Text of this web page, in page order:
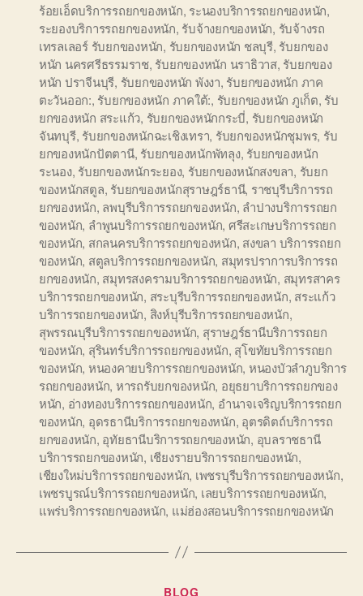
ร้อยเอ็ดบริการรถยกของหนัก, ระนองบริการรถยกของหนัก,
ระยองบริการรถยกของหนัก, รับจ้างยกของหนัก, รับจ้างรถ
เทรลเลอร์ รับยกของหนัก, รับยกของหนัก ชลบุรี, รับยกของ
หนัก นครศรีธรรมราช, รับยกของหนัก นราธิวาส, รับยกของ
หนัก ปราจีนบุรี, รับยกของหนัก พังงา, รับยกของหนัก ภาค
ตะวันออก:, รับยกของหนัก ภาคใต้:, รับยกของหนัก ภูเก็ต, รับ
ยกของหนัก สระแก้ว, รับยกของหนักกระบี่, รับยกของหนัก
จันทบุรี, รับยกของหนักฉะเชิงเทรา, รับยกของหนักชุมพร, รับ
ยกของหนักปัตตานี, รับยกของหนักพัทลุง, รับยกของหนัก
ระนอง, รับยกของหนักระยอง, รับยกของหนักสงขลา, รับยก
ของหนักสตูล, รับยกของหนักสุราษฎร์ธานี, ราชบุรีบริการรถ
ยกของหนัก, ลพบุรีบริการรถยกของหนัก, ลำปางบริการรถยก
ของหนัก, ลำพูนบริการรถยกของหนัก, ศรีสะเกษบริการรถยก
ของหนัก, สกลนครบริการรถยกของหนัก, สงขลา บริการรถยก
ของหนัก, สตูลบริการรถยกของหนัก, สมุทรปราการบริการรถ
ยกของหนัก, สมุทรสงครามบริการรถยกของหนัก, สมุทรสาคร
บริการรถยกของหนัก, สระบุรีบริการรถยกของหนัก, สระแก้ว
บริการรถยกของหนัก, สิงห์บุรีบริการรถยกของหนัก,
สุพรรณบุรีบริการรถยกของหนัก, สุราษฎร์ธานีบริการรถยก
ของหนัก, สุรินทร์บริการรถยกของหนัก, สุโขทัยบริการรถยก
ของหนัก, หนองคายบริการรถยกของหนัก, หนองบัวลำภูบริการ
รถยกของหนัก, หารถรับยกของหนัก, อยุธยาบริการรถยกของ
หนัก, อ่างทองบริการรถยกของหนัก, อำนาจเจริญบริการรถยก
ของหนัก, อุดรธานีบริการรถยกของหนัก, อุตรดิตถ์บริการรถ
ยกของหนัก, อุทัยธานีบริการรถยกของหนัก, อุบลราชธานี
บริการรถยกของหนัก, เชียงรายบริการรถยกของหนัก,
เชียงใหม่บริการรถยกของหนัก, เพชรบุรีบริการรถยกของหนัก,
เพชรบูรณ์บริการรถยกของหนัก, เลยบริการรถยกของหนัก,
แพร่บริการรถยกของหนัก, แม่ฮ่องสอนบริการรถยกของหนัก
Categories
BLOG